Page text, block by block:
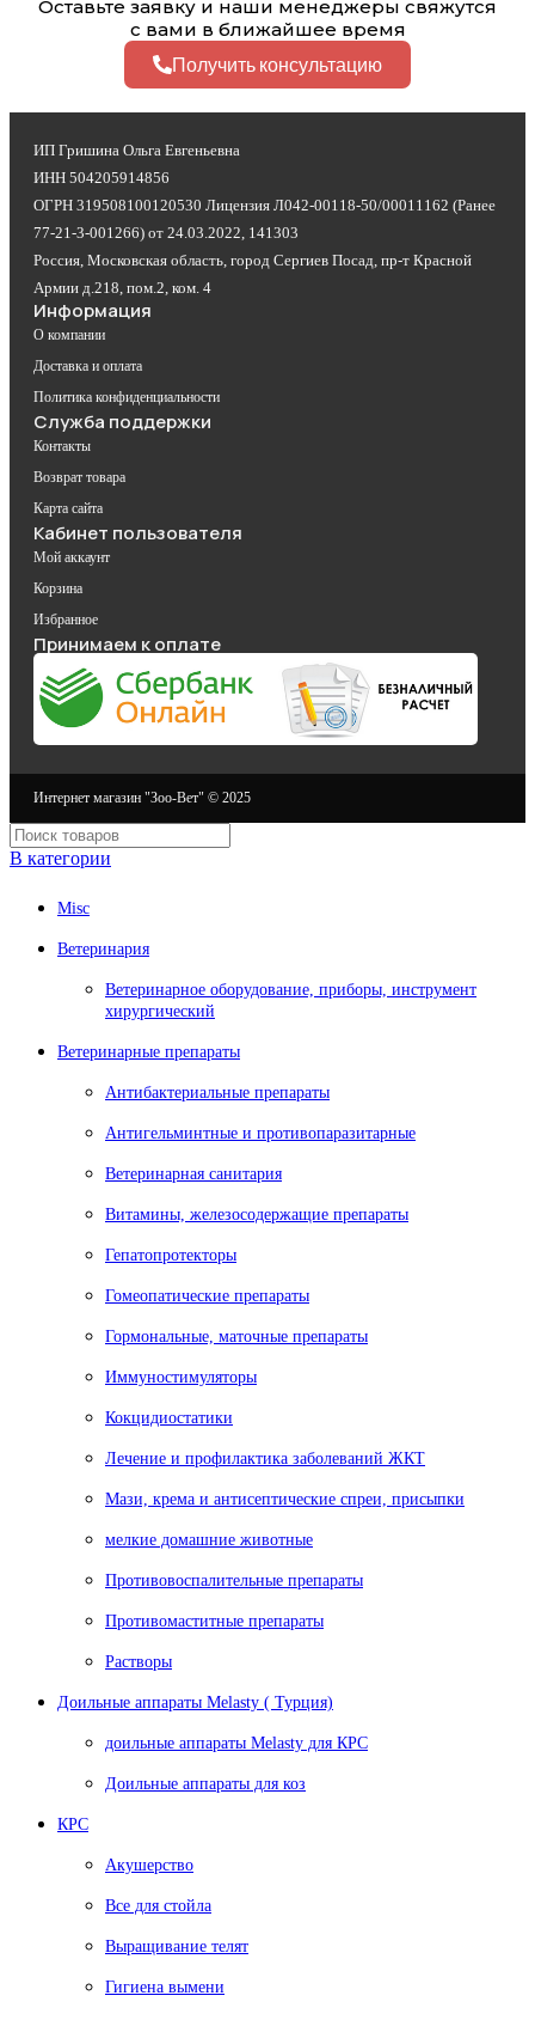
Оставьте заявку и наши менеджеры свяжутся
с вами в ближайшее время
Получить консультацию
ИП Гришина Ольга Евгеньевна
ИНН 504205914856
ОГРН 319508100120530 Лицензия Л042-00118-50/00011162 (Ранее
77-21-3-001266) от 24.03.2022, 141303
Россия, Московская область, город Сергиев Посад, пр-т Красной
Армии д.218, пом.2, ком. 4
Информация
О компании
Доставка и оплата
Политика конфиденциальности
Служба поддержки
Контакты
Возврат товара
Карта сайта
Кабинет пользователя
Мой аккаунт
Корзина
Избранное
Принимаем к оплате
Интернет магазин "Зоо-Вет" © 2025
В категории
Misc
Ветеринария
Ветеринарное оборудование, приборы, инструмент
хирургический
Ветеринарные препараты
Антибактериальные препараты
Антигельминтные и противопаразитарные
Ветеринарная санитария
Витамины, железосодержащие препараты
Гепатопротекторы
Гомеопатические препараты
Гормональные, маточные препараты
Иммуностимуляторы
Кокцидиостатики
Лечение и профилактика заболеваний ЖКТ
Мази, крема и антисептические спреи, присыпки
мелкие домашние животные
Противовоспалительные препараты
Противомаститные препараты
Растворы
Доильные аппараты Melasty ( Турция)
доильные аппараты Melasty для КРС
Доильные аппараты для коз
КРС
Акушерство
Все для стойла
Выращивание телят
Гигиена вымени